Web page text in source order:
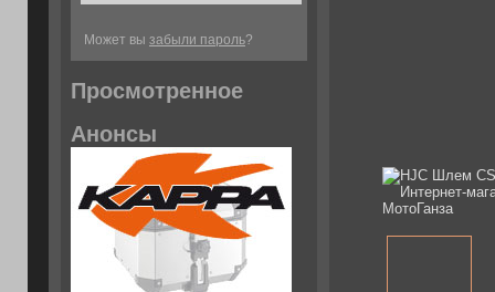
Может вы забыли пароль?
Просмотренное
Анонсы